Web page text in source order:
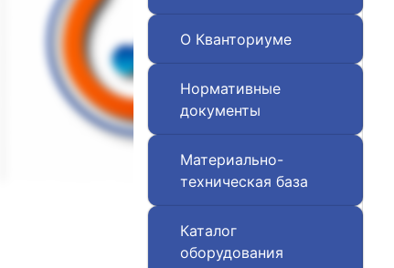
О Кванториуме
Нормативные
документы
Материально-
техническая база
Каталог
оборудования